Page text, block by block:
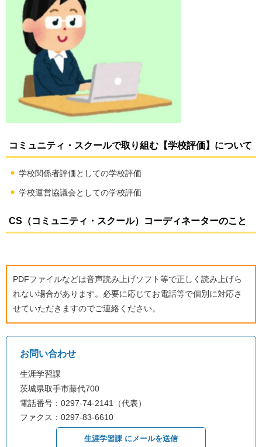
コミュニティ・スクールで取り組む【学校評価】について
学校関係者評価としての学校評価
学校運営協議会としての学校評価
CS（コミュニティ・スクール）コーディネーターのこと
PDFファイルなどは音声読み上げソフト等で正しく読み上げら
れない場合があります。必要に応じてお電話等で個別に対応さ
せていただきますのでご連絡ください。
お問い合わせ
生涯学習課
茨城県取手市藤代700
電話番号：0297-74-2141（代表）
ファクス：0297-83-6610
生涯学習課 にメールを送信